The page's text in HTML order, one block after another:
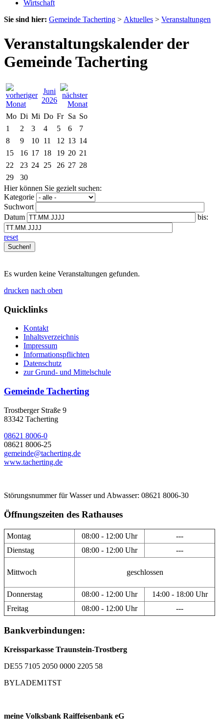
Wirtschaft
Sie sind hier: Gemeinde Tacherting > Aktuelles > Veranstaltungen
Veranstaltungskalender der
Gemeinde Tacherting
Juni
2026
Mo Di Mi Do Fr Sa So
1
2 3 4 5 6
7
8
9 10 11 12 13 14
15
16 17 18 19 20 21
22
23 24 25 26 27 28
29
30
Hier können Sie gezielt suchen:
Kategorie
Suchwort
Datum
bis:
reset
Es wurden keine Veranstaltungen gefunden.
drucken nach oben
Quicklinks
Kontakt
Inhaltsverzeichnis
Impressum
Informationspflichten
Datenschutz
zur Grund- und Mittelschule
Gemeinde Tacherting
Trostberger Straße 9
83342 Tacherting
08621 8006-0
08621 8006-25
gemeinde@tacherting.de
www.tacherting.de
Störungsnummer für Wasser und Abwasser: 08621 8006-30
Öffnungszeiten des Rathauses
Montag 08:00 - 12:00 Uhr
---
Dienstag
08:00 - 12:00 Uhr ---
Mittwoch geschlossen
Donnerstag 08:00 - 12:00 Uhr
14:00 - 18:00 Uhr
Freitag
08:00 - 12:00 Uhr ---
Bankverbindungen:
Kreissparkasse Traunstein-Trostberg
DE55 7105 2050 0000 2205 58
BYLADEM1TST
meine Volksbank Raiffeisenbank eG